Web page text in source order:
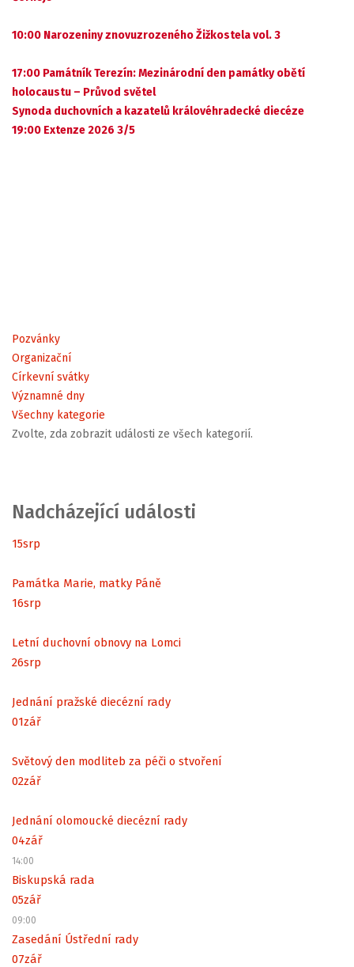
10:00 Narozeniny znovuzrozeného Žižkostela vol. 3
17:00 Památník Terezín: Mezinárodní den památky obětí
holocaustu – Průvod světel
Synoda duchovních a kazatelů královéhradecké diecéze
19:00 Extenze 2026 3/5
Pozvánky
Organizační
Církevní svátky
Významné dny
Všechny kategorie
Zvolte, zda zobrazit události ze všech kategorií.
Nadcházející události
15srp
Památka Marie, matky Páně
16srp
Letní duchovní obnovy na Lomci
26srp
Jednání pražské diecézní rady
01zář
Světový den modliteb za péči o stvoření
02zář
Jednání olomoucké diecézní rady
04zář
14:00
Biskupská rada
05zář
09:00
Zasedání Ústřední rady
07zář